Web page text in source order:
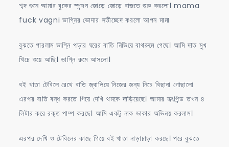
শব্দ শুনে আমার বুকের স্পন্দন জোড়ে জোড়ে বাজতে শুরু করলো। mama
fuck vagni ভাগ্নির ভোদার সতীচ্ছেদ করলো আপন মামা
বুঝতে পারলাম ভাগ্নি পড়ার ঘরের বাতি নিভিয়ে বাথরুমে গেছে। আমি দাত মুখ
খিচে শুয়ে আছি। ভাগ্নি রুমে আসলো।
বই খাতা টেবিলে রেথে বাতি জ্বালিয়ে নিজের জন্য নিচে বিছানা গোছালো
এরপর বাতি বন্ধ করতে গিয়ে দেখি থমকে দাড়িয়েছে। আমার হৃৎপিন্ড তখন ৪
লিটার করে রক্ত পাম্প করছে। আমি একটু নাক ডাকার অভিনয় করলাম।
এরপর দেখি ও টেবিলের কাছে গিয়ে বই খাতা নাড়াচাড়া করছে। পরে বুঝতে